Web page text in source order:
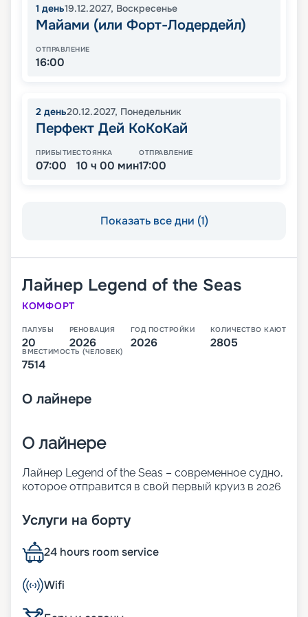
1 день19.12.2027, Воскресенье
Майами (или Форт-Лодердейл)
ОТПРАВЛЕНИЕ
16:00
2 день20.12.2027, Понедельник
Перфект Дей КоКоКай
ПРИБЫТИЕ
07:00
СТОЯНКА
10 ч 00 мин
ОТПРАВЛЕНИЕ
17:00
Показать все дни (1)
Лайнер Legend of the Seas
КОМФОРТ
ПАЛУБЫ
20
РЕНОВАЦИЯ
2026
ГОД ПОСТРОЙКИ
2026
КОЛИЧЕСТВО КАЮТ
2805
ВМЕСТИМОСТЬ (ЧЕЛОВЕК)
7514
О лайнере
О лайнере
Лайнер Legend of the Seas – современное судно,
которое отправится в свой первый круиз в 2026
превышает по размерам и показателям
комфорта корабли Oasis. 20 палуб лайнера
готовы предложить огромное количество
ресторанов и баров, развлечений для взрослых
классов.
В 2026 году лайнер отправится в свои первые
круизы по одному из самых популярных
Услуги на борту
24 hours room service
Wifi